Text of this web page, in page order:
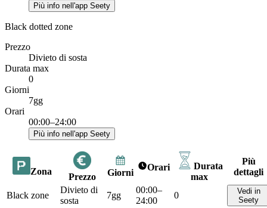
Più info nell'app Seety
Black dotted zone
Prezzo
Divieto di sosta
Durata max
0
Giorni
7gg
Orari
00:00–24:00
Più info nell'app Seety
Zona
Prezzo Giorni
Orari
Durata
max
Più
dettagli
Black zone
Divieto di
sosta
7gg
00:00–
24:00
0
Vedi in
Seety